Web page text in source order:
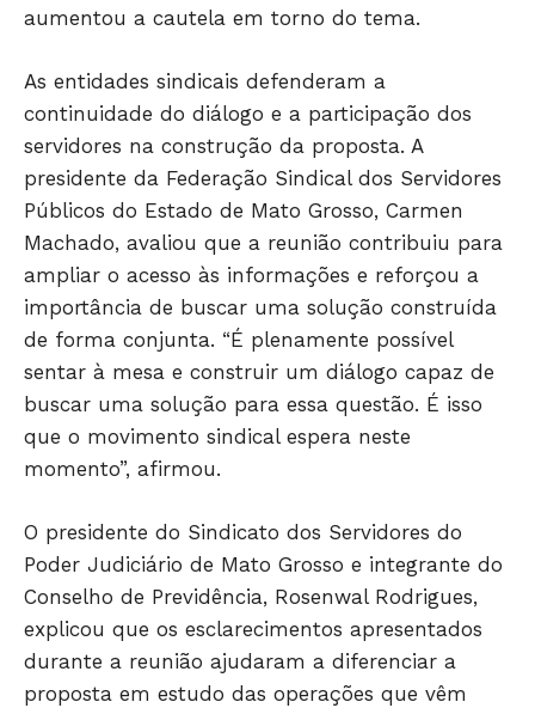
ÚLTIMAS NOTÍCIAS
aumentou a cautela em torno do tema.
As entidades sindicais defenderam a
continuidade do diálogo e a participação dos
servidores na construção da proposta. A
presidente da Federação Sindical dos Servidores
Públicos do Estado de Mato Grosso, Carmen
Machado, avaliou que a reunião contribuiu para
ampliar o acesso às informações e reforçou a
importância de buscar uma solução construída
de forma conjunta. “É plenamente possível
sentar à mesa e construir um diálogo capaz de
buscar uma solução para essa questão. É isso
que o movimento sindical espera neste
momento”, afirmou.
O presidente do Sindicato dos Servidores do
Poder Judiciário de Mato Grosso e integrante do
Conselho de Previdência, Rosenwal Rodrigues,
explicou que os esclarecimentos apresentados
durante a reunião ajudaram a diferenciar a
proposta em estudo das operações que vêm